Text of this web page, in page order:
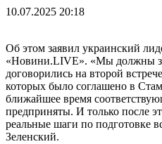
10.07.2025 20:18
Об этом заявил украинский
«Новини.LIVE». «Мы должны
договорились на второй
которых было соглашено в
ближайшее время
предприняты. И только после
реальные шаги по подготовке
Зеленский.